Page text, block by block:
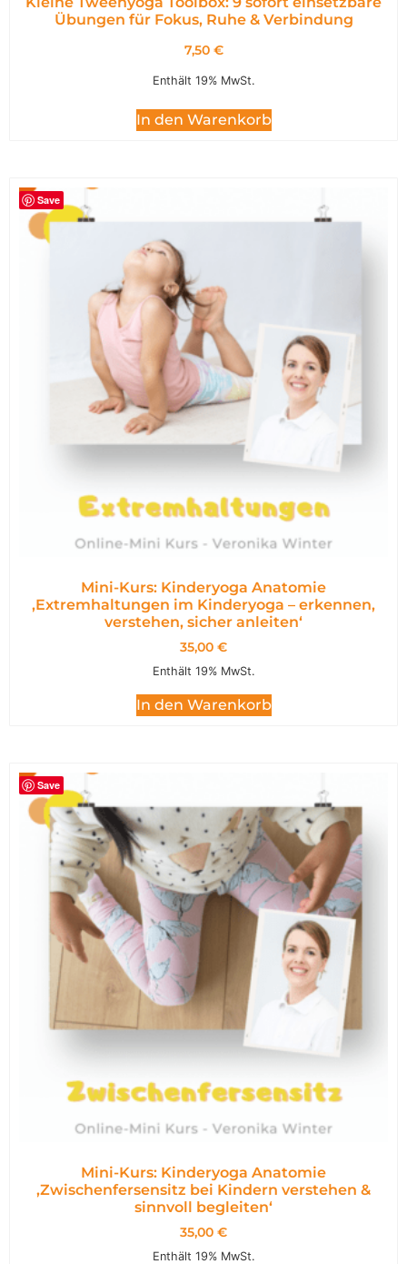
Übungen für Fokus, Ruhe & Verbindung
7,50 €
Enthält 19% MwSt.
In den Warenkorb
Save
Mini-Kurs: Kinderyoga Anatomie
,Extremhaltungen im Kinderyoga – erkennen,
verstehen, sicher anleiten‘
35,00 €
Enthält 19% MwSt.
In den Warenkorb
Save
Mini-Kurs: Kinderyoga Anatomie
,Zwischenfersensitz bei Kindern verstehen &
sinnvoll begleiten‘
35,00 €
Enthält 19% MwSt.